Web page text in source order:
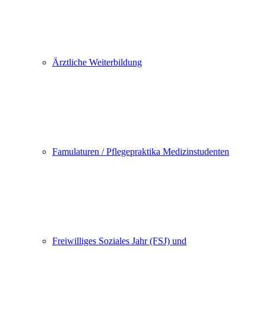
Ärztliche Weiterbildung
Famulaturen / Pflegepraktika Medizinstudenten
Freiwilliges Soziales Jahr (FSJ) und